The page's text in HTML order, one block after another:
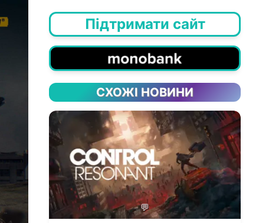
Підтримати сайт
СХОЖІ НОВИНИ
💬